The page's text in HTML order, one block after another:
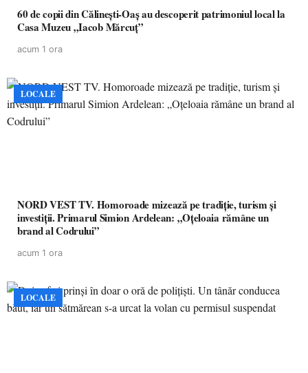
60 de copii din Călinești-Oaș au descoperit patrimoniul local la
Casa Muzeu „Iacob Mărcuț”
acum 1 ora
LOCALE
NORD VEST TV. Homoroade mizează pe tradiție, turism și
investiții. Primarul Simion Ardelean: „Oțeloaia rămâne un
brand al Codrului”
acum 1 ora
LOCALE